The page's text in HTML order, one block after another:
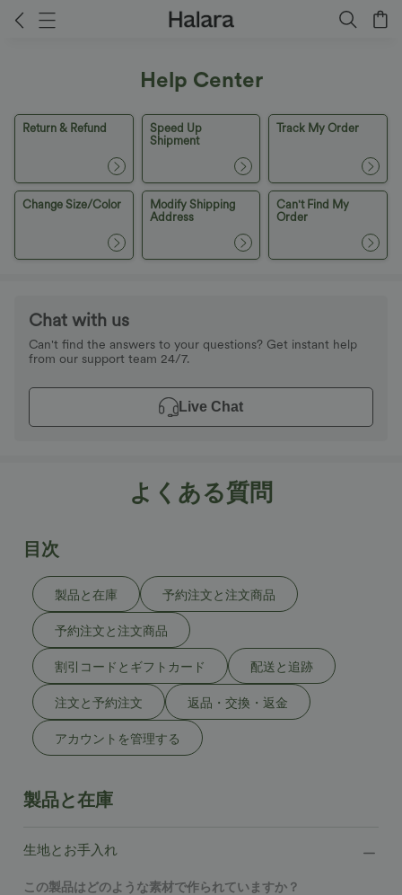
Help Center
Return & Refund
Speed Up
Shipment
Track My Order
Change Size/Color
Modify Shipping
Address
Can't Find My
Order
Chat with us
Can't find the answers to your questions? Get instant help
from our support team 24/7.
Live Chat
よくある質問
目次
製品と在庫 予約注文と注文商品
予約注文と注文商品
割引コードとギフトカード 配送と追跡
注文と予約注文 返品・交換・返金
アカウントを管理する
製品と在庫
生地とお手入れ
この製品はどのような素材で作られていますか？